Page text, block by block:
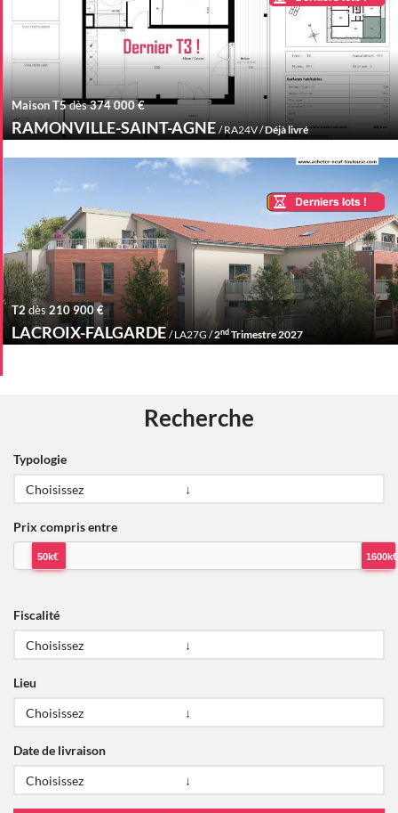
Maison T5dès374 000 €
RAMONVILLE-SAINT-AGNE/ RA24V /Déjà livré
T2dès 210 900 €
LACROIX-FALGARDE/ LA27G /2ndTrimestre 2027
Recherche
Typologie
Prix compris entre
50k€ 1600k€
Fiscalité
Lieu
Date de livraison